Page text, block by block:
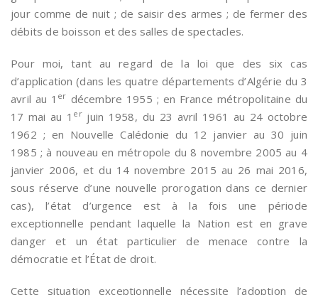
jour comme de nuit ; de saisir des armes ; de fermer des
débits de boisson et des salles de spectacles.
Pour moi, tant au regard de la loi que des six cas
d’application (dans les quatre départements d’Algérie du 3
avril au 1 er décembre 1955 ; en France métropolitaine du
17 mai au 1 erjuin 1958, du 23 avril 1961 au 24 octobre
1962 ; en Nouvelle Calédonie du 12 janvier au 30 juin
1985 ; à nouveau en métropole du 8 novembre 2005 au 4
janvier 2006, et du 14 novembre 2015 au 26 mai 2016,
sous réserve d’une nouvelle prorogation dans ce dernier
cas), l’état d’urgence est à la fois une période
exceptionnelle pendant laquelle la Nation est en grave
danger et un état particulier de menace contre la
démocratie et l’État de droit.
Cette situation exceptionnelle nécessite l’adoption de